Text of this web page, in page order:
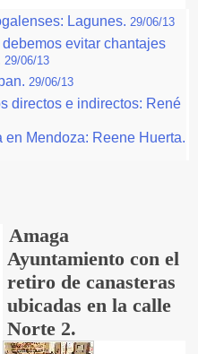
Lagunes. 29/06/13
evitar chantajes
29/06/13
29/06/13
directos e indirectos: René
Mendoza: Reene Huerta.
Amaga
Ayuntamiento con el
retiro de canasteras
ubicadas en la calle
Norte 2.